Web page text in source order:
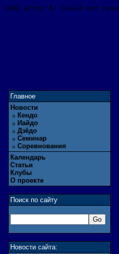
Главное
Новости
o Кендо
o Иайдо
o Дзёдо
o Семинар
o Соревнования
Календарь
Статьи
Клубы
О проекте
Поиск по сайту
Новости сайта: